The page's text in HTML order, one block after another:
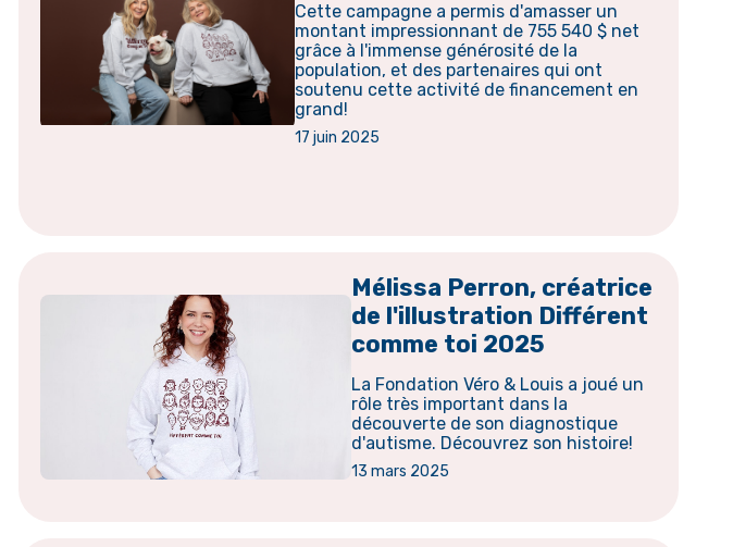
Cette campagne a permis d'amasser un
montant impressionnant de 755 540 $ net
grâce à l'immense générosité de la
population, et des partenaires qui ont
soutenu cette activité de financement en
grand!
17 juin 2025
Mélissa Perron, créatrice
de l'illustration Différent
comme toi 2025
La Fondation Véro & Louis a joué un
rôle très important dans la
découverte de son diagnostique
d'autisme. Découvrez son histoire!
13 mars 2025